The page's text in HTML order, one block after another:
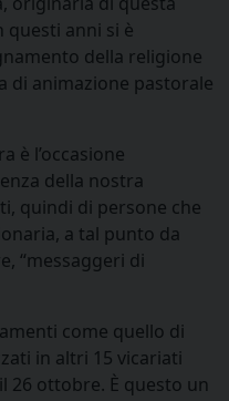
questi anni si è
della religione
di animazione pastorale
è l’occasione
della nostra
quindi di persone che
a tal punto da
“messaggeri di
come quello di
in altri 15 vicariati
26 ottobre. È questo un